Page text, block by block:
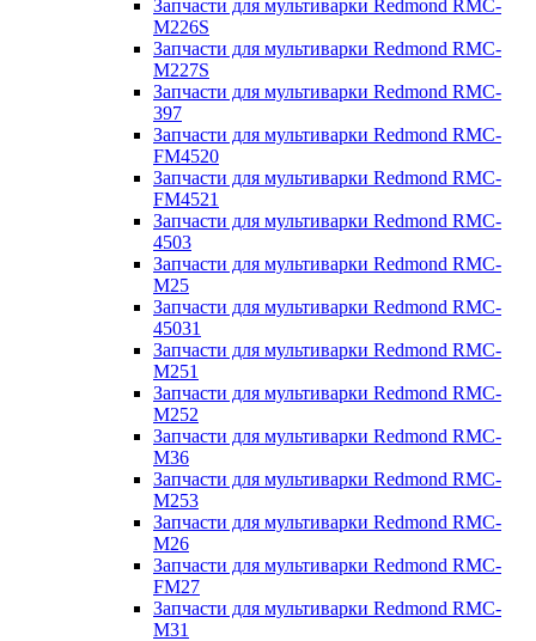
Запчасти для мультиварки Redmond RMC-
M226S
Запчасти для мультиварки Redmond RMC-
M227S
Запчасти для мультиварки Redmond RMC-
397
Запчасти для мультиварки Redmond RMC-
FM4520
Запчасти для мультиварки Redmond RMC-
FM4521
Запчасти для мультиварки Redmond RMC-
4503
Запчасти для мультиварки Redmond RMC-
M25
Запчасти для мультиварки Redmond RMC-
45031
Запчасти для мультиварки Redmond RMC-
M251
Запчасти для мультиварки Redmond RMC-
M252
Запчасти для мультиварки Redmond RMC-
M36
Запчасти для мультиварки Redmond RMC-
M253
Запчасти для мультиварки Redmond RMC-
M26
Запчасти для мультиварки Redmond RMC-
FM27
Запчасти для мультиварки Redmond RMC-
M31